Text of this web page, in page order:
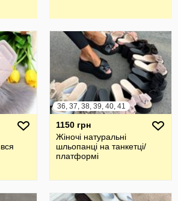
36, 37, 38, 39, 40, 41
1150 грн
Жіночі натуральні
шльопанці на танкетці/
платформі